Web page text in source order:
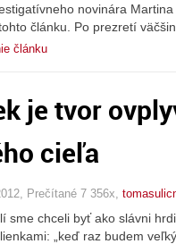
novinára
článku. Po prezretí
článku
je tvor
cieľa
Prečítané 7 356x,
sme chceli byť ako slávni
„keď raz budem